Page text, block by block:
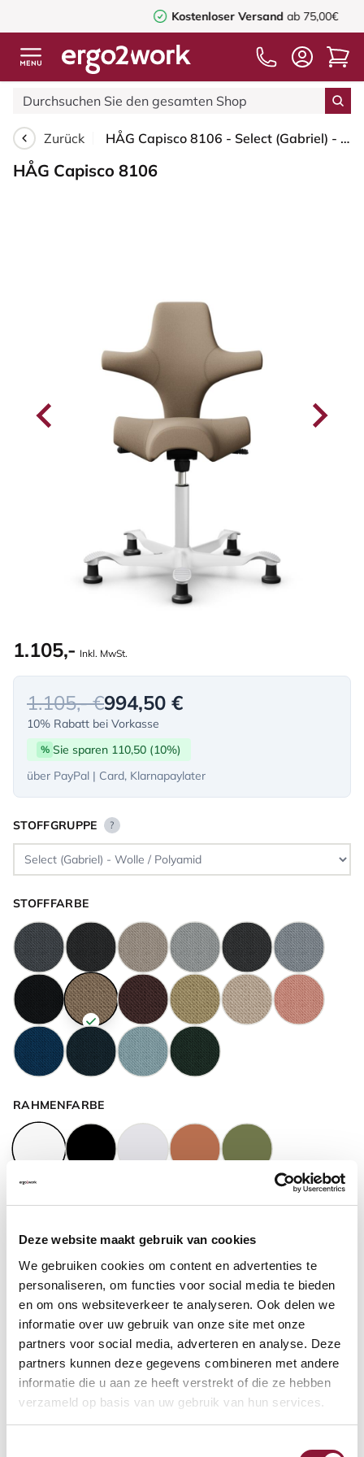
Deze website maakt gebruik van cookies
We gebruiken cookies om content en advertenties te
personaliseren, om functies voor social media te bieden
en om ons websiteverkeer te analyseren. Ook delen we
informatie over uw gebruik van onze site met onze
partners voor social media, adverteren en analyse. Deze
partners kunnen deze gegevens combineren met andere
informatie die u aan ze heeft verstrekt of die ze hebben
verzameld op basis van uw gebruik van hun services.
Kostenloser Versandab 75,00€
Zurück HÅG Capisco 8106 - Select (Gabriel) - Wolle / Polyamid - SC61184 - Light brown - Weiß - 265 mm (Sitzhöhe 53-79cm) - Bodengleiter
HÅG Capisco 8106
1.105,- Inkl. MwSt.
1.105,- €994,50 €
10% Rabatt bei Vorkasse
% Sie sparen 110,50 (10%)
über PayPal | Card, Klarnapaylater
STOFFGRUPPE ?
STOFFFARBE
RAHMENFARBE
GASFEDERHÖHE
BODENKONTAKT
FUSSRING ?